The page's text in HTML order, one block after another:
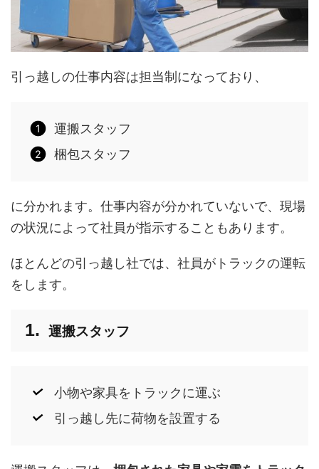
引っ越しの仕事内容は担当制になっており、
運搬スタッフ
梱包スタッフ
に分かれます。仕事内容が分かれていないで、現場
の状況によって社員が指示することもあります。
ほとんどの引っ越し社では、社員がトラックの運転
をします。
運搬スタッフ
小物や家具をトラックに運ぶ
引っ越し先に荷物を設置する